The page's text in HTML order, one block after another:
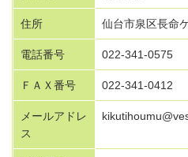
住所 仙台市泉区長命
電話番号 022-341-0575
ＦＡＸ番号 022-341-0412
メールアドレ
ス